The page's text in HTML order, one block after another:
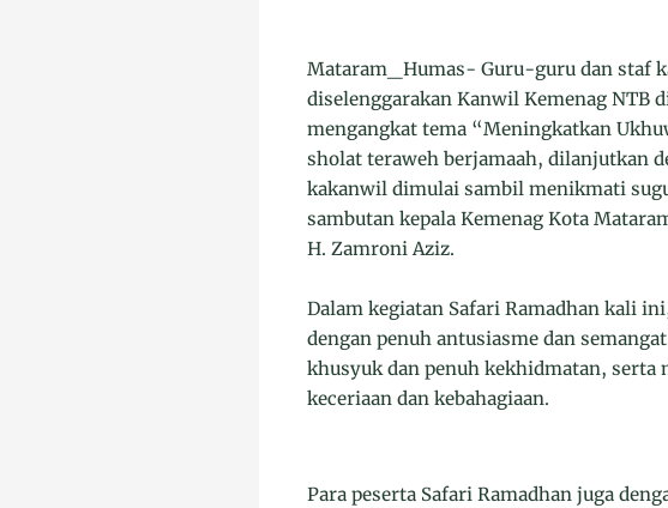
Mataram_Humas- Guru-guru dan staf
diselenggarakan Kanwil Kemenag NTB
mengangkat tema “Meningkatkan
sholat teraweh berjamaah, dilanjutkan
kakanwil dimulai sambil menikmati
sambutan kepala Kemenag Kota
H. Zamroni Aziz.
Dalam kegiatan Safari Ramadhan kali
dengan penuh antusiasme dan
khusyuk dan penuh kekhidmatan,
keceriaan dan kebahagiaan.
Para peserta Safari Ramadhan juga